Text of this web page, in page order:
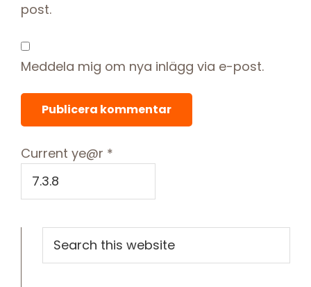
post.
Meddela mig om nya inlägg via e-post.
Current ye@r *
Primary
Sidebar
this
website